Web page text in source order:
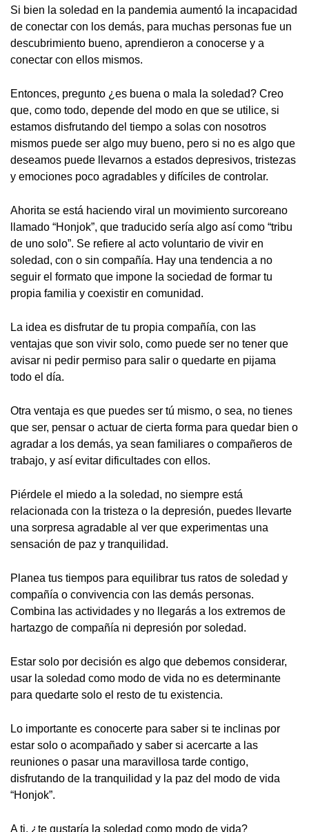
Si bien la soledad en la pandemia aumentó la incapacidad
de conectar con los demás, para muchas personas fue un
descubrimiento bueno, aprendieron a conocerse y a
conectar con ellos mismos.
Entonces, pregunto ¿es buena o mala la soledad? Creo
que, como todo, depende del modo en que se utilice, si
estamos disfrutando del tiempo a solas con nosotros
mismos puede ser algo muy bueno, pero si no es algo que
deseamos puede llevarnos a estados depresivos, tristezas
y emociones poco agradables y difíciles de controlar.
Ahorita se está haciendo viral un movimiento surcoreano
llamado “Honjok”, que traducido sería algo así como “tribu
de uno solo”. Se refiere al acto voluntario de vivir en
soledad, con o sin compañía. Hay una tendencia a no
seguir el formato que impone la sociedad de formar tu
propia familia y coexistir en comunidad.
La idea es disfrutar de tu propia compañía, con las
ventajas que son vivir solo, como puede ser no tener que
avisar ni pedir permiso para salir o quedarte en pijama
todo el día.
Otra ventaja es que puedes ser tú mismo, o sea, no tienes
que ser, pensar o actuar de cierta forma para quedar bien o
agradar a los demás, ya sean familiares o compañeros de
trabajo, y así evitar dificultades con ellos.
Piérdele el miedo a la soledad, no siempre está
relacionada con la tristeza o la depresión, puedes llevarte
una sorpresa agradable al ver que experimentas una
sensación de paz y tranquilidad.
Planea tus tiempos para equilibrar tus ratos de soledad y
compañía o convivencia con las demás personas.
Combina las actividades y no llegarás a los extremos de
hartazgo de compañía ni depresión por soledad.
Estar solo por decisión es algo que debemos considerar,
usar la soledad como modo de vida no es determinante
para quedarte solo el resto de tu existencia.
Lo importante es conocerte para saber si te inclinas por
estar solo o acompañado y saber si acercarte a las
reuniones o pasar una maravillosa tarde contigo,
disfrutando de la tranquilidad y la paz del modo de vida
“Honjok”.
A ti, ¿te gustaría la soledad como modo de vida?